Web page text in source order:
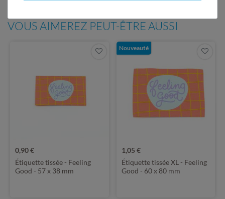
VOUS AIMEREZ PEUT-ÊTRE AUSSI
0,90 €
Étiquette tissée - Feeling
Good - 57 x 38 mm
Nouveauté
1,05 €
Étiquette tissée XL - Feeling
Good - 60 x 80 mm